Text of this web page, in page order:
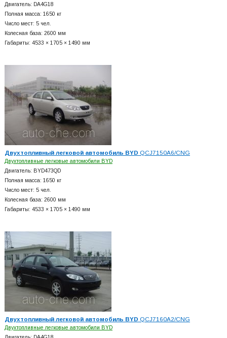
Двигатель: DA4G18
Полная масса: 1650 кг
Число мест: 5 чел.
Колесная база: 2600 мм
Габариты: 4533 × 1705 × 1490 мм
Двухтопливный легковой автомобиль BYD QCJ7150A6/CNG
Двухтопливные легковые автомобили BYD
Двигатель: BYD473QD
Полная масса: 1650 кг
Число мест: 5 чел.
Колесная база: 2600 мм
Габариты: 4533 × 1705 × 1490 мм
Двухтопливный легковой автомобиль BYD QCJ7160A2/CNG
Двухтопливные легковые автомобили BYD